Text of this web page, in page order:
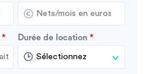
Durée de location